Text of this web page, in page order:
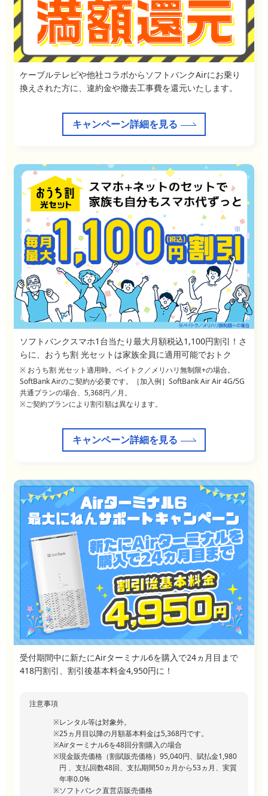
ケーブルテレビや他社コラボからソフトバンクAirにお乗り
換えされた方に、違約金や撤去工事費を還元いたします。
キャンペーン詳細を見る
ソフトバンクスマホ1台当たり最大月額税込1,100円割引！さ
らに、おうち割 光セットは家族全員に適用可能でおトク
※ おうち割 光セット適用時。ペイトク／メリハリ無制限+の場合。
SoftBank Airのご契約が必要です。［加入例］SoftBank Air Air 4G/5G
共通プランの場合、5,368円／月。
※ご契約プランにより割引額は異なります。
キャンペーン詳細を見る
受付期間中に新たにAirターミナル6を購入で24ヵ月目まで
418円割引、割引後基本料金4,950円に！
注意事項
レンタル等は対象外。
25ヵ月目以降の月額基本料金は5,368円です。
Airターミナル6を48回分割購入の場合
現金販売価格（割賦販売価格）95,040円、賦払金1,980
円 、支払回数48回、支払期間50ヵ月から53ヵ月、実質
年率0.0%
ソフトバンク直営店販売価格